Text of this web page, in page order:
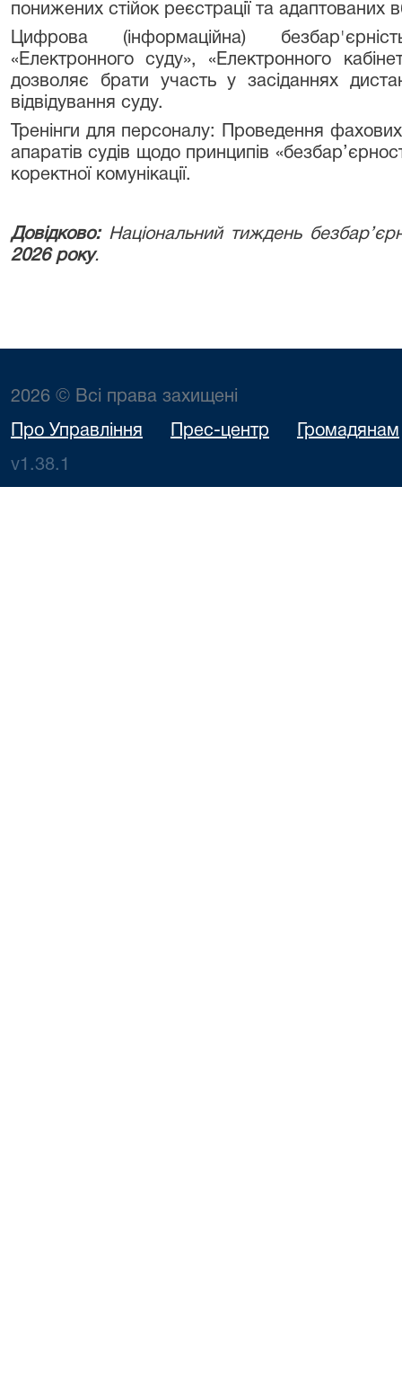
понижених стійок реєстрації та адаптованих
Цифрова (інформаційна)
«Електронного суду», «Електронного
дозволяє брати участь у засіданнях
відвідування суду.
Тренінги для персоналу: Проведення фахових
апаратів судів щодо принципів
коректної комунікації.
Довідково:Національний тиждень
2026 року.
2026 © Всі права захищені
Про Управління Прес-центр Громадянам
v1.38.1